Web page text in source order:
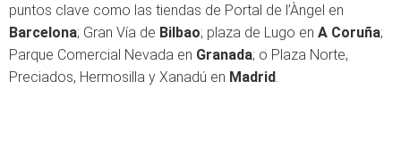
puntos clave como las tiendas de Portal de l’Àngel en
Barcelona; Gran Vía de Bilbao; plaza de Lugo en A Coruña;
Parque Comercial Nevada en Granada; o Plaza Norte,
Preciados, Hermosilla y Xanadú en Madrid.